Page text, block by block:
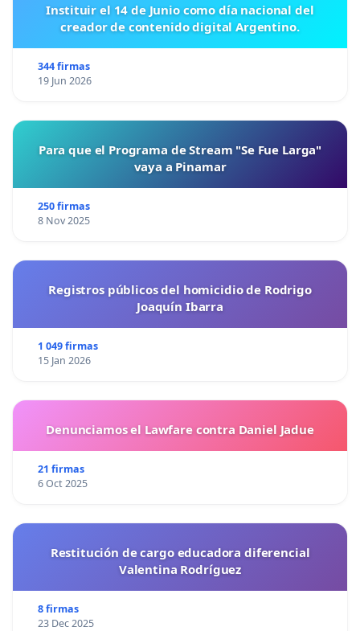
Instituir el 14 de Junio como día nacional del
creador de contenido digital Argentino.
344 firmas
19 Jun 2026
Para que el Programa de Stream "Se Fue Larga"
vaya a Pinamar
250 firmas
8 Nov 2025
Registros públicos del homicidio de Rodrigo
Joaquín Ibarra
1 049 firmas
15 Jan 2026
Denunciamos el Lawfare contra Daniel Jadue
21 firmas
6 Oct 2025
Restitución de cargo educadora diferencial
Valentina Rodríguez
8 firmas
23 Dec 2025